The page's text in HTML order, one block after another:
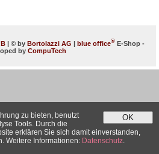
| © by Bortolazzi AG | blue office® E-Shop -
by CompuTech
OK
zu bieten, benutzt
Tools. Durch die
erklären Sie sich damit einverstanden,
Weitere Informationen: Datenschutz.